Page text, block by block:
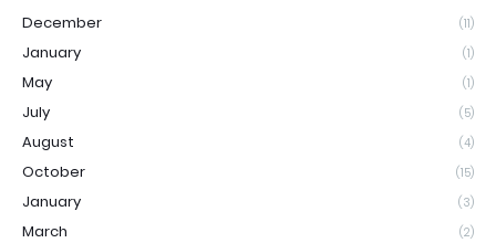
December (11)
January (1)
May (1)
July (5)
August (4)
October (15)
January (3)
March (2)